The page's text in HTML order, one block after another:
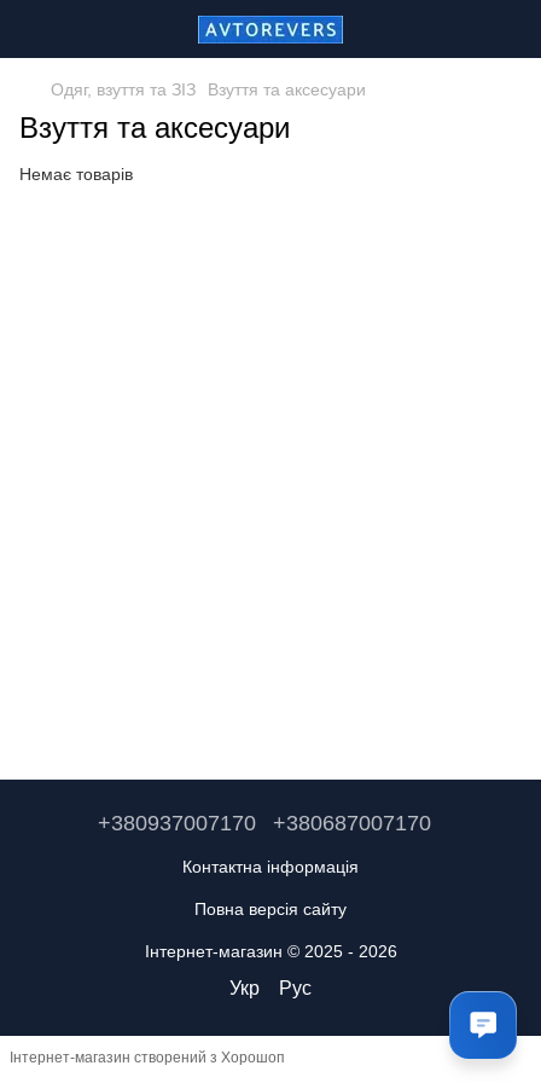
Одяг, взуття та ЗІЗ Взуття та аксесуари
Взуття та аксесуари
Немає товарів
+380937007170 +380687007170
Контактна інформація
Повна версія сайту
Інтернет-магазин © 2025 - 2026
Укр Рус
Інтернет-магазин створений з Хорошоп